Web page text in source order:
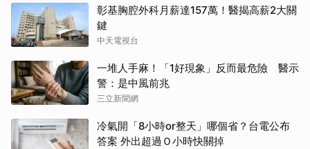
彰基胸腔外科月薪達157萬！醫揭高薪2大關
鍵
中天電視台
一堆人手麻！「1好現象」反而最危險 醫示
警：是中風前兆
三立新聞網
冷氣開「8小時or整天」哪個省？台電公布
答案 外出超過Ｏ小時快關掉